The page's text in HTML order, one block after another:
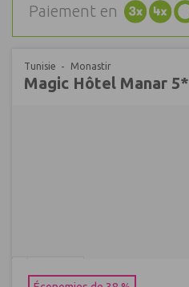
Paiement en
Tunisie Monastir
Magic Hôtel Manar 5*